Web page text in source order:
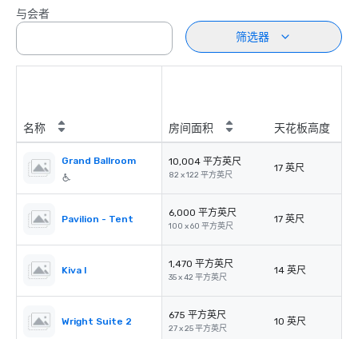
与会者
筛选器
名称 房间面积 天花板高度
Grand Ballroom 10,004 平方英尺
82 x 122 平方英尺
17 英尺
Pavilion - Tent
6,000 平方英尺
100 x 60 平方英尺
17 英尺
Kiva I
1,470 平方英尺
35 x 42 平方英尺
14 英尺
Wright Suite 2
675 平方英尺
27 x 25 平方英尺
10 英尺